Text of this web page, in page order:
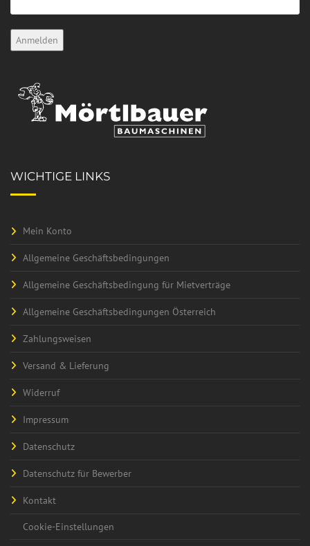
WICHTIGE LINKS
Mein Konto
Allgemeine Geschäftsbedingungen
Allgemeine Geschäftsbedingung für Mietverträge
Allgemeine Geschäftsbedingungen Österreich
Zahlungsweisen
Versand & Lieferung
Widerruf
Impressum
Datenschutz
Datenschutz für Bewerber
Kontakt
Cookie-Einstellungen